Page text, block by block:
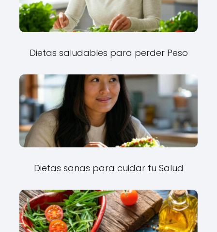
Dietas saludables para perder Peso
Dietas sanas para cuidar tu Salud